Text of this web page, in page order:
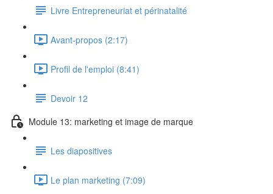
Livre Entrepreneuriat et périnatalité
Avant-propos (2:17)
Profil de l'emploi (8:41)
Devoir 12
Module 13: marketing et image de marque
Les diapositives
Le plan marketing (7:09)